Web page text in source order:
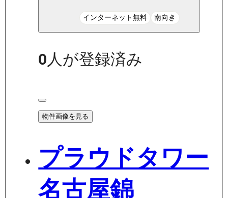
インターネット無料 南向き
0 人が登録済み
物件画像を見る
プラウドタワー
名古屋錦